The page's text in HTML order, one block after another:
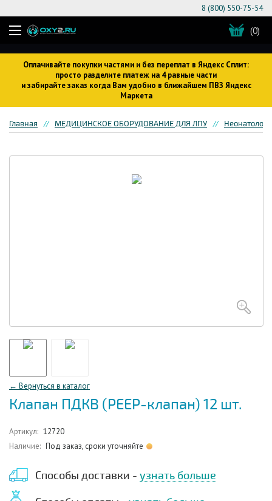
Оплачивайте покупки частями и без переплат в Яндекс Сплит:
просто разделите платеж на 4 равные части
и забирайте заказ когда Вам удобно в ближайшем ПВЗ Яндекс
Маркета
8 (800) 550-75-54
(0)
Главная МЕДИЦИНСКОЕ ОБОРУДОВАНИЕ ДЛЯ ЛПУ
← Вернуться в каталог
Клапан ПДКВ (PEEP-клапан) 12 шт.
Артикул: 12720
Наличие: Под заказ, сроки уточняйте
Способы доставки - узнать больше